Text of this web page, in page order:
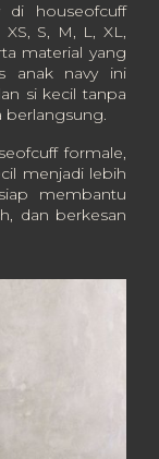
di houseofcuff
S, M, L, XL,
material yang
anak navy ini
si kecil tanpa
berlangsung.
formale,
menjadi lebih
membantu
dan berkesan